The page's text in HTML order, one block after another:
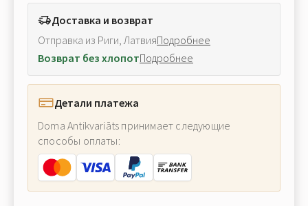
Доставка и возврат
Отправка из Риги, ЛатвияПодробнее
Возврат без хлопотПодробнее
Детали платежа
Doma Antikvariāts принимает следующие
способы оплаты: